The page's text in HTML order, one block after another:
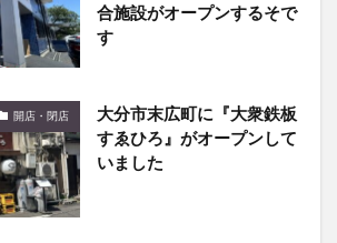
合施設がオープンするそで
す
開店・閉店
大分市末広町に『大衆鉄板
すゑひろ』がオープンして
いました